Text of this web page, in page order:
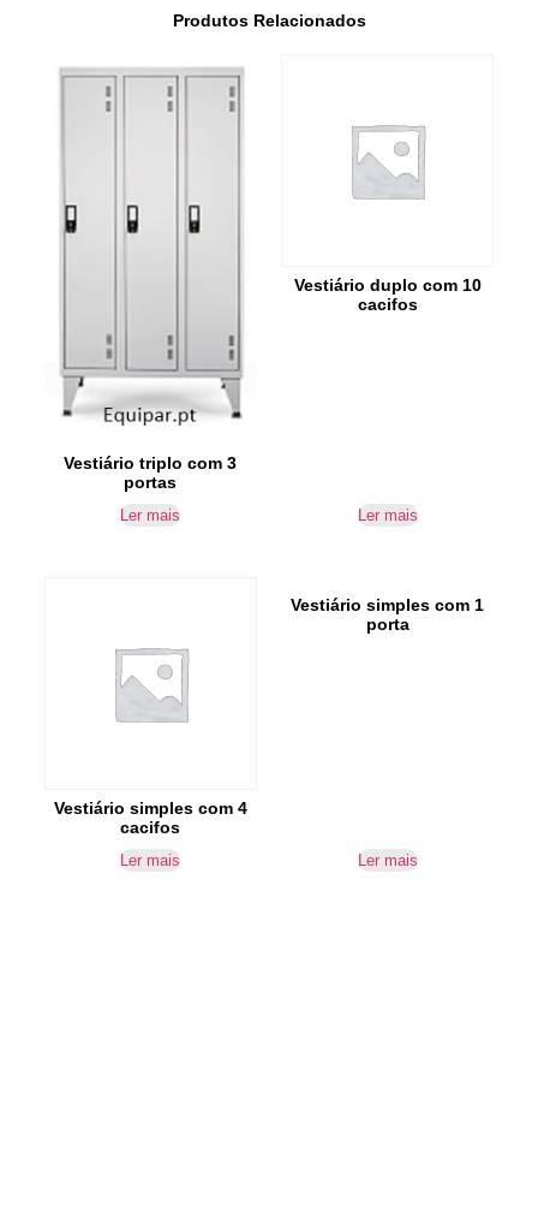
Produtos Relacionados
Vestiário triplo com 3
portas
Ler mais
Vestiário duplo com 10
cacifos
Ler mais
Vestiário simples com 4
cacifos
Ler mais
Vestiário simples com 1
porta
Ler mais